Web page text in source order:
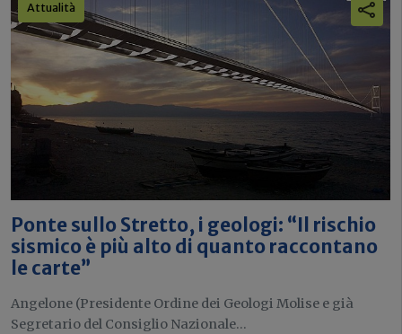
Attualità
Ponte sullo Stretto, i geologi: “Il rischio
sismico è più alto di quanto raccontano
le carte”
Angelone (Presidente Ordine dei Geologi Molise e già
Segretario del Consiglio Nazionale...